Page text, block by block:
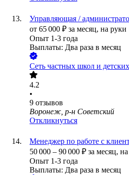
Управляющая /
от 65 000 ₽ за месяц, на руки
Опыт 1-3 года
Выплаты: Два раза в месяц
Сеть частных школ и
4.2
•
9 отзывов
Воронеж, р-н Советский
Откликнуться
Менеджер по работе с
50 000 – 90 000 ₽ за месяц,
Опыт 1-3 года
Выплаты: Два раза в месяц